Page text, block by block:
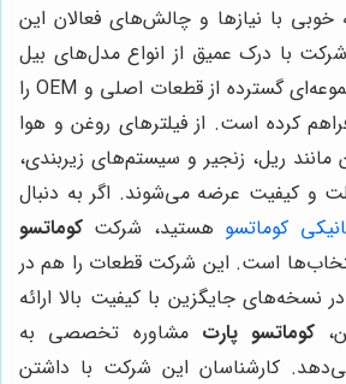
خوبی با نیازها و چالش‌های فعالان این
با درک عمیق از انواع مدل‌های بیل
مکانیکی کوماتسو، مجموعه‌ای گسترده از قطعات اصلی و OEM را
کرده است. از فیلترهای روغن و هوا
ریل، زنجیر و سیستم‌های زیربندی،
و کیفیت عرضه می‌شوند. اگر به دنبال
کوماتسو هستید، شرکت کوماتسو
است. این شرکت قطعات را هم در
جایگزین با کیفیت بالا ارائه
کوماتسو پارت مشاوره تخصصی به
کارشناسان این شرکت با داشتن